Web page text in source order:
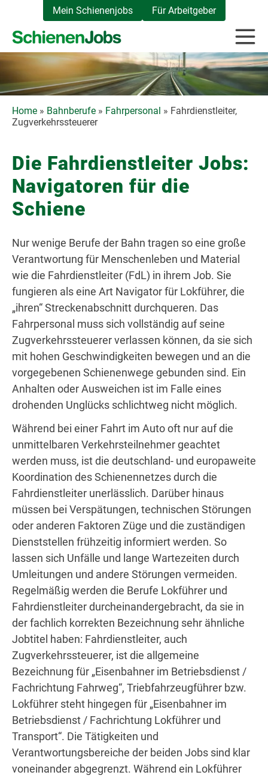
springen
Mein Schienenjobs Für Arbeitgeber
Home » Bahnberufe » Fahrpersonal » Fahrdienstleiter,
Zugverkehrssteuerer
Die Fahrdienstleiter Jobs:
Navigatoren für die
Schiene
Nur wenige Berufe der Bahn tragen so eine große
Verantwortung für Menschenleben und Material
wie die Fahrdienstleiter (FdL) in ihrem Job. Sie
fungieren als eine Art Navigator für Lokführer, die
„ihren“ Streckenabschnitt durchqueren. Das
Fahrpersonal muss sich vollständig auf seine
Zugverkehrssteuerer verlassen können, da sie sich
mit hohen Geschwindigkeiten bewegen und an die
vorgegebenen Schienenwege gebunden sind. Ein
Anhalten oder Ausweichen ist im Falle eines
drohenden Unglücks schlichtweg nicht möglich.
Während bei einer Fahrt im Auto oft nur auf die
unmittelbaren Verkehrsteilnehmer geachtet
werden muss, ist die deutschland- und europaweite
Koordination des Schienennetzes durch die
Fahrdienstleiter unerlässlich. Darüber hinaus
müssen bei Verspätungen, technischen Störungen
oder anderen Faktoren Züge und die zuständigen
Dienststellen frühzeitig informiert werden. So
lassen sich Unfälle und lange Wartezeiten durch
Umleitungen und andere Störungen vermeiden.
Regelmäßig werden die Berufe Lokführer und
Fahrdienstleiter durcheinandergebracht, da sie in
der fachlich korrekten Bezeichnung sehr ähnliche
Jobtitel haben: Fahrdienstleiter, auch
Zugverkehrssteuerer, ist die allgemeine
Bezeichnung für „Eisenbahner im Betriebsdienst /
Fachrichtung Fahrweg“, Triebfahrzeugführer bzw.
Lokführer steht hingegen für „Eisenbahner im
Betriebsdienst / Fachrichtung Lokführer und
Transport“. Die Tätigkeiten und
Verantwortungsbereiche der beiden Jobs sind klar
voneinander abgegrenzt. Während ein Lokführer